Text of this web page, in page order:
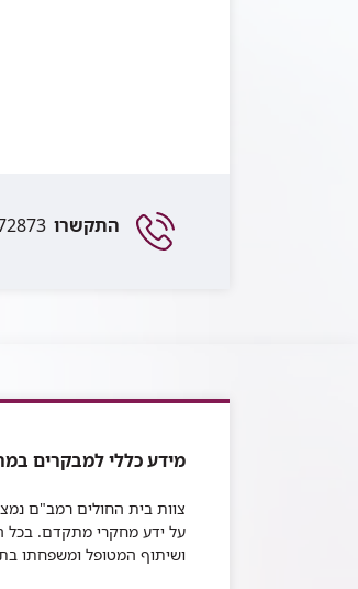
התקשרו
מידע כללי למבקרים
צוות בית החולים רמב"ם
על ידע מחקרי מתקדם. בכל
ושיתוף המטופל ומשפחתו